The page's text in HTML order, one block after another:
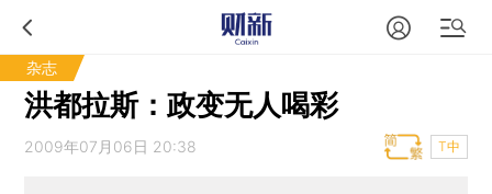
杂志
洪都拉斯：政变无人喝彩
2009年07月06日 20:38 T中